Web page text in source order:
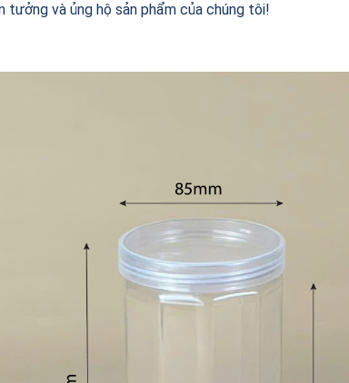
tưởng và ủng hộ sản phẩm của chúng tôi!